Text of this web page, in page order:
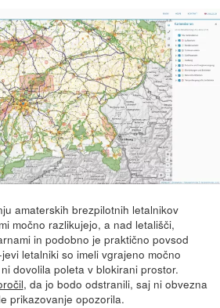
amaterskih brezpilotnih letalnikov
močno razlikujejo, a nad letališči,
in podobno je praktično povsod
letalniki so imeli vgrajeno močno
dovolila poleta v blokirani prostor.
, da jo bodo odstranili, saj ni obvezna
prikazovanje opozorila.